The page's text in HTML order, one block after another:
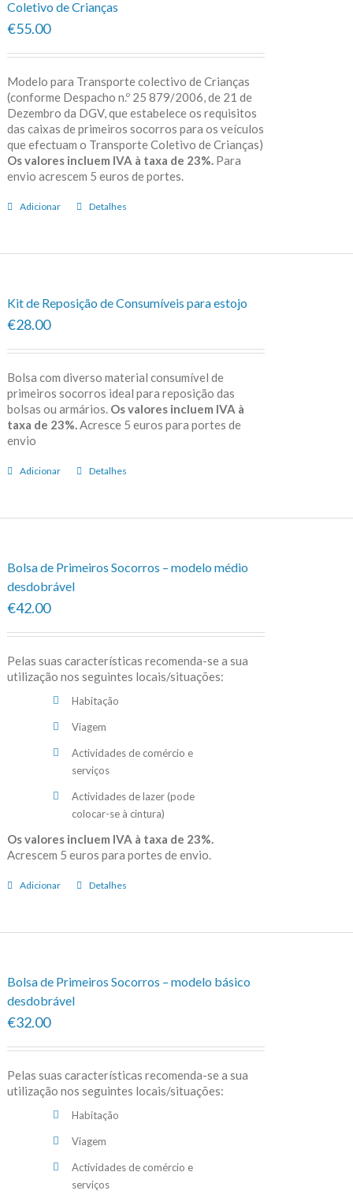
Coletivo de Crianças
€55.00
Modelo para Transporte colectivo de Crianças
(conforme Despacho n.º 25 879/2006, de 21 de
Dezembro da DGV, que estabelece os requisitos
das caixas de primeiros socorros para os veículos
que efectuam o Transporte Coletivo de Crianças)
Os valores incluem IVA à taxa de 23%. Para
envio acrescem 5 euros de portes.
Adicionar Detalhes
Kit de Reposição de Consumíveis para estojo
€28.00
Bolsa com diverso material consumível de
primeiros socorros ideal para reposição das
bolsas ou armários. Os valores incluem IVA à
taxa de 23%. Acresce 5 euros para portes de
envio
Adicionar Detalhes
Bolsa de Primeiros Socorros – modelo médio
desdobrável
€42.00
Pelas suas características recomenda-se a sua
utilização nos seguintes locais/situações:
Habitação
Viagem
Actividades de comércio e
serviços
Actividades de lazer (pode
colocar-se à cintura)
Os valores incluem IVA à taxa de 23%.
Acrescem 5 euros para portes de envio.
Adicionar Detalhes
Bolsa de Primeiros Socorros – modelo básico
desdobrável
€32.00
Pelas suas características recomenda-se a sua
utilização nos seguintes locais/situações:
Habitação
Viagem
Actividades de comércio e
serviços